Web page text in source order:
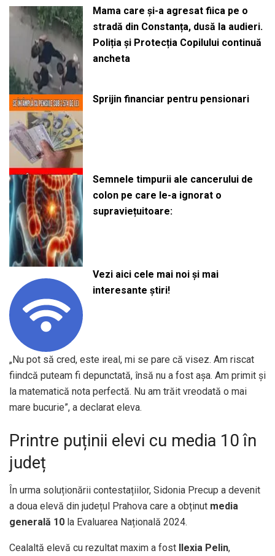
Mama care și-a agresat fiica pe o
stradă din Constanța, dusă la audieri.
Poliția și Protecția Copilului continuă
ancheta
Sprijin financiar pentru pensionari
Semnele timpurii ale cancerului de
colon pe care le-a ignorat o
supraviețuitoare:
Vezi aici cele mai noi și mai
interesante știri!
„Nu pot să cred, este ireal, mi se pare că visez. Am riscat
fiindcă puteam fi depunctată, însă nu a fost așa. Am primit și
la matematică nota perfectă. Nu am trăit vreodată o mai
mare bucurie”, a declarat eleva.
Printre puținii elevi cu media 10 în
județ
În urma soluționării contestațiilor, Sidonia Precup a devenit
a doua elevă din județul Prahova care a obținut media
generală 10 la Evaluarea Națională 2024.
Cealaltă elevă cu rezultat maxim a fost Ilexia Pelin,